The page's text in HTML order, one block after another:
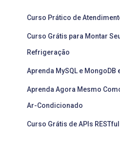
Curso Prático de
Curso Grátis para Montar
Refrigeração
Aprenda MySQL e MongoDB
Aprenda Agora Mesmo
Ar-Condicionado
Curso Grátis de APIs